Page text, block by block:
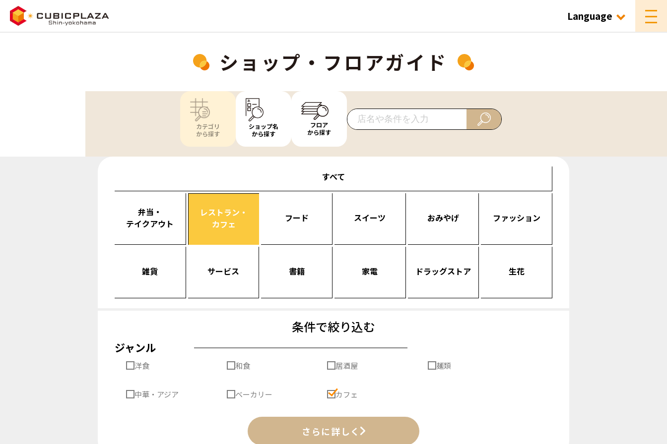
Language
ショップ・フロアガイド
カテゴリ
から探す
ショップ名
から探す
フロア
から探す
すべて
弁当・
テイクアウト
レストラン・
カフェ
フード スイーツ おみやげ ファッション
雑貨 サービス 書籍 家電 ドラッグストア 生花
条件で絞り込む
ジャンル
洋食 和食 居酒屋 麺類
中華・アジア ベーカリー カフェ
さらに詳しく